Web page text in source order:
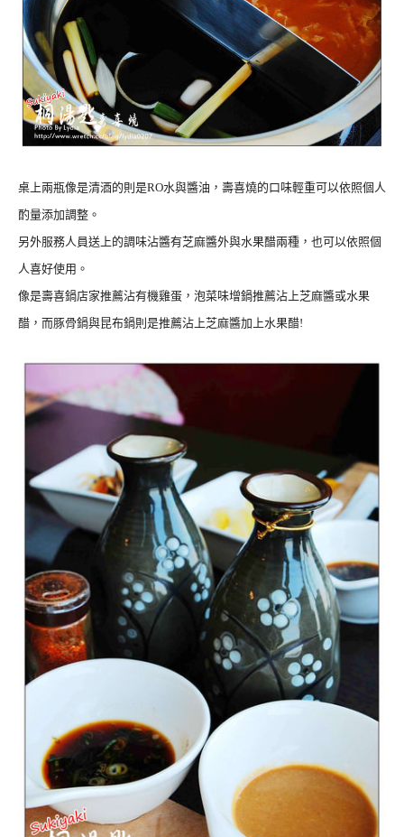
桌上兩瓶像是清酒的則是RO水與醬油，壽喜燒的口味輕重可以依照個人
酌量添加調整。
另外服務人員送上的調味沾醬有芝麻醬外與水果醋兩種，也可以依照個
人喜好使用。
像是壽喜鍋店家推薦沾有機雞蛋，泡菜味增鍋推薦沾上芝麻醬或水果
醋，而豚骨鍋與昆布鍋則是推薦沾上芝麻醬加上水果醋!